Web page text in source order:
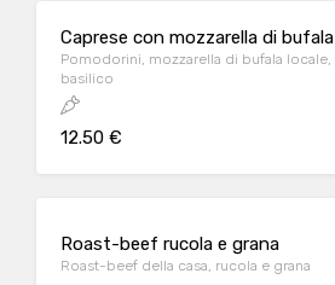
Caprese con mozzarella di bufala
Pomodorini, mozzarella di bufala locale,
basilico
12.50 €
Roast-beef rucola e grana
Roast-beef della casa, rucola e grana